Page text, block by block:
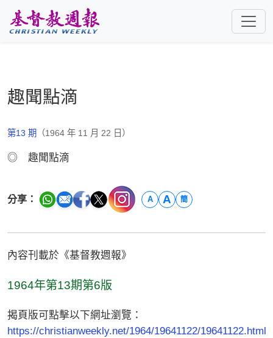
趣聞點滴
第13 期 （1964 年 11 月 22 日）
◎ 趣聞點滴
分享： A A 簡
內容刊載於《基督教週報》
1964年第13期第6版
揭頁版可點擊以下網址瀏覽：
https://christianweekly.net/1964/19641122/19641122.html